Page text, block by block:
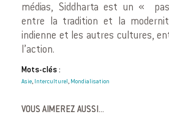
médias, Siddharta est un «
entre la tradition et la
indienne et les autres cultures,
l’action.
Mots-clés :
Asie, Interculturel, Mondialisation
VOUS AIMEREZ AUSSI...